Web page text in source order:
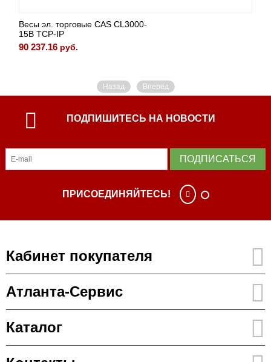
Весы эл. торговые CAS CL3000-
15B TCP-IP
90 237.16 руб.
Назад Вперед
ПОДПИШИТЕСЬ НА НОВОСТИ
ПОДПИСАТЬСЯ
ПРИСОЕДИНЯЙТЕСЬ!
Кабинет покупателя
Атланта-Сервис
Каталог